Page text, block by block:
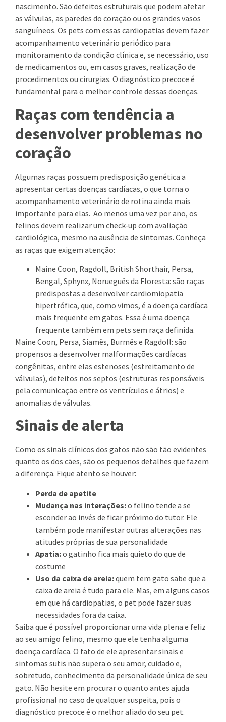
nascimento. São defeitos estruturais que podem afetar
as válvulas, as paredes do coração ou os grandes vasos
sanguíneos. Os pets com essas cardiopatias devem fazer
acompanhamento veterinário periódico para
monitoramento da condição clínica e, se necessário, uso
de medicamentos ou, em casos graves, realização de
procedimentos ou cirurgias. O diagnóstico precoce é
fundamental para o melhor controle dessas doenças.
Raças com tendência a
desenvolver problemas no
coração
Algumas raças possuem predisposição genética a
apresentar certas doenças cardíacas, o que torna o
acompanhamento veterinário de rotina ainda mais
importante para elas. Ao menos uma vez por ano, os
felinos devem realizar um check-up com avaliação
cardiológica, mesmo na ausência de sintomas. Conheça
as raças que exigem atenção:
Maine Coon, Ragdoll, British Shorthair, Persa,
Bengal, Sphynx, Norueguês da Floresta: são raças
predispostas a desenvolver cardiomiopatia
hipertrófica, que, como vimos, é a doença cardíaca
mais frequente em gatos. Essa é uma doença
frequente também em pets sem raça definida.
Maine Coon, Persa, Siamês, Burmês e Ragdoll: são
propensos a desenvolver malformações cardíacas
congênitas, entre elas estenoses (estreitamento de
válvulas), defeitos nos septos (estruturas responsáveis
pela comunicação entre os ventrículos e átrios) e
anomalias de válvulas.
Sinais de alerta
Como os sinais clínicos dos gatos não são tão evidentes
quanto os dos cães, são os pequenos detalhes que fazem
a diferença. Fique atento se houver:
Perda de apetite
Mudança nas interações:o felino tende a se
esconder ao invés de ficar próximo do tutor. Ele
também pode manifestar outras alterações nas
atitudes próprias de sua personalidade
Apatia:o gatinho fica mais quieto do que de
costume
Uso da caixa de areia:quem tem gato sabe que a
caixa de areia é tudo para ele. Mas, em alguns casos
em que há cardiopatias, o pet pode fazer suas
necessidades fora da caixa.
Saiba que é possível proporcionar uma vida plena e feliz
ao seu amigo felino, mesmo que ele tenha alguma
doença cardíaca. O fato de ele apresentar sinais e
sintomas sutis não supera o seu amor, cuidado e,
sobretudo, conhecimento da personalidade única de seu
gato. Não hesite em procurar o quanto antes ajuda
profissional no caso de qualquer suspeita, pois o
diagnóstico precoce é o melhor aliado do seu pet.